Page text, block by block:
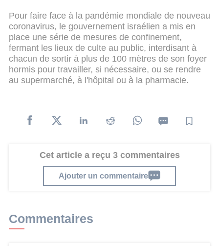
Pour faire face à la pandémie mondiale de nouveau
coronavirus, le gouvernement israélien a mis en
place une série de mesures de confinement,
fermant les lieux de culte au public, interdisant à
chacun de sortir à plus de 100 mètres de son foyer
hormis pour travailler, si nécessaire, ou se rendre
au supermarché, à l'hôpital ou à la pharmacie.
Cet article a reçu 3 commentaires
Ajouter un commentaire
Commentaires